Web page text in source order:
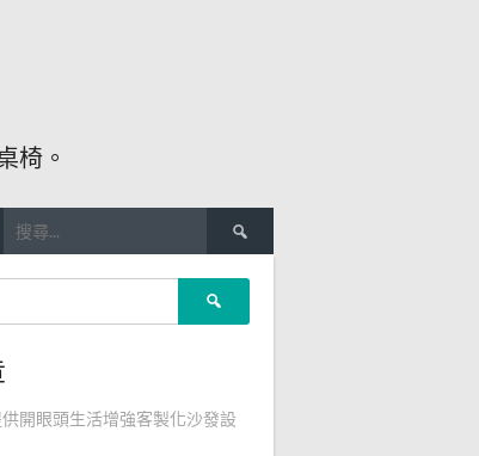
椅。
尋
關
鍵
開眼頭生活增強客製化沙發設